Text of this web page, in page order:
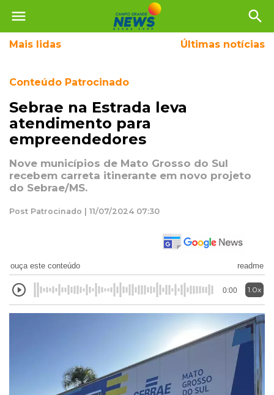
menu search
Mais lidas Últimas notícias
Conteúdo Patrocinado
Sebrae na Estrada leva
atendimento para
empreendedores
Nove municípios de Mato Grosso do Sul
recebem carreta itinerante em novo projeto
do Sebrae/MS.
Post Patrocinado | 11/07/2024 07:30
ouça este conteúdo readme
0:00 1.0x